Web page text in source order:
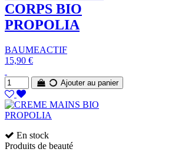
CORPS BIO
PROPOLIA
BAUMEACTIF
15,90 €
Ajouter au panier
En stock
Produits de beauté